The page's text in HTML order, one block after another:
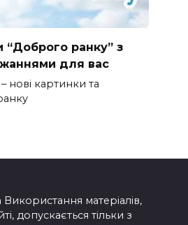
“Доброго ранку” з
для вас
нові картинки та
матеріалів,
допускається тільки з